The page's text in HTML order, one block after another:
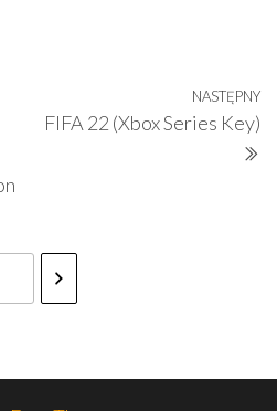
NASTĘPNY
FIFA 22 (Xbox Series Key)